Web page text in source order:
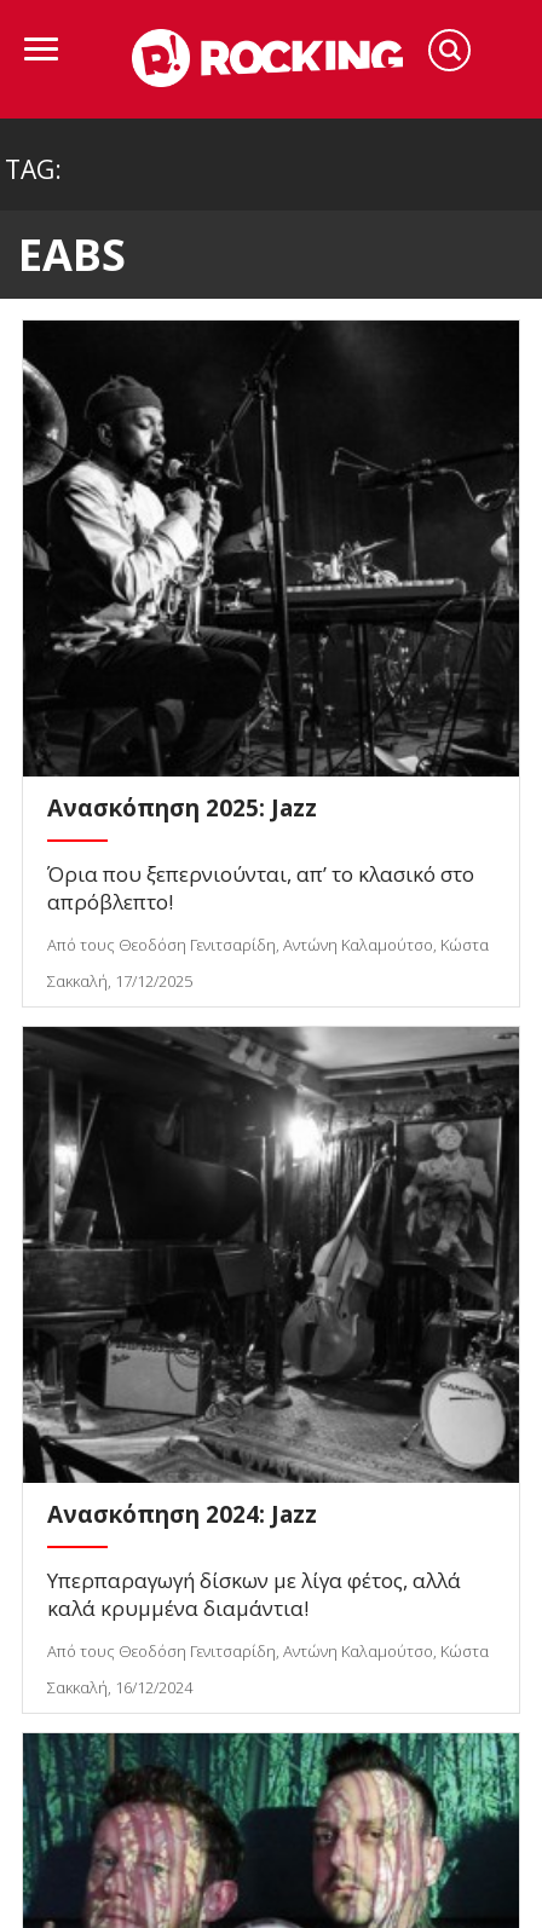
TAG:
EABS
Ανασκόπηση 2025: Jazz
Όρια που ξεπερνιούνται, απ’ το κλασικό στο
απρόβλεπτο!
Από τους Θεοδόση Γενιτσαρίδη, Αντώνη Καλαμούτσο, Κώστα
Σακκαλή, 17/12/2025
Ανασκόπηση 2024: Jazz
Υπερπαραγωγή δίσκων με λίγα φέτος, αλλά
καλά κρυμμένα διαμάντια!
Από τους Θεοδόση Γενιτσαρίδη, Αντώνη Καλαμούτσο, Κώστα
Σακκαλή, 16/12/2024